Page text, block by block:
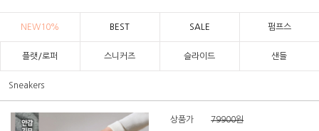
NEW10% BEST SALE 펌프스
플랫/로퍼 스니커즈 슬라이드 샌들
Sneakers
상품가 79900원